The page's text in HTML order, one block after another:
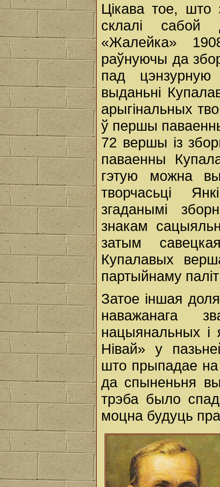
Цікава тое, што
склалі сабой
«Жалейка»
раўнуючы да
пад
выданьні
арыгінальных
ў першы
72 вершы із
паваенны
гэтую можна
творчасьці
згаданымі
знакам
затым
Купалавых
партыйнаму
Затое іншая
наважанага
нацыянальных i
Нівай» у
што прыпадае
да спыненьня
трэба было
моцна будуць